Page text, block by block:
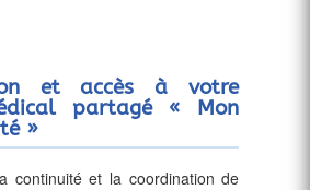
et accès à votre
partagé « Mon
»
continuité et la coordination de